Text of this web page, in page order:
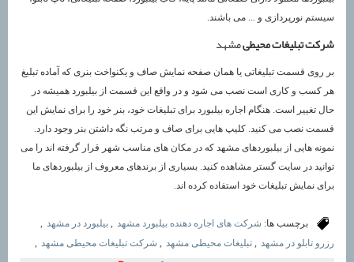
سیستم نورپردازی و ... می باشند.
شرکت تبلیغات محیطیمشهد
بر روی قسمت تبلیغاتی یا همان صفحه نمایش صاف و یکنواخت بنری که آماده تبلیغ
هر کسب و کاری است نصب می شود و در واقع این قسمت از بیلبورد همیشه در
حال تغییر است. هنگام اجاره بیلبورد برای تبلیغات خود، بنر خود را برای نمایش این
قسمت نصب می کنید. کلیپ هایی برای صاف و مرتب نگه داشتن بنر وجود دارد.
نمونه هایی از بیلبوردهای مشهد که در مکان های مناسب شهر قرار گرفته اند را می
توانید در سایت گستر مشاهده کنید. بسیاری از برندهای معروف از بیلبوردهای ما
برای نمایش تبلیغات خود استفاده کرده اند.
برچسب ها: شرکت های اجاره دهنده بیلبورد مشهد بیلبورد در مشهد
رزرو تابلو در مشهد , تبلیغات محیطی مشهد , شرکت تبلیغات محیطی مشهد ,